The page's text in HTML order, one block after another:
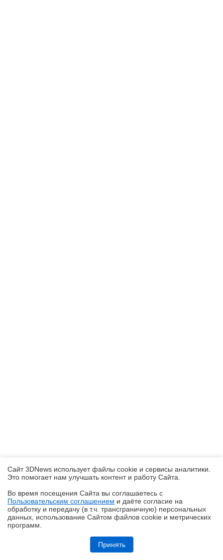
Обзор игрового Tandem WOLED-монитора ASUS ROG Strix OLED
XG27AQWMG: запланированный апгрейд
Сайт 3DNews использует файлы cookie и сервисы аналитики.
Это помогает нам улучшать контент и работу Cайта.
Во время посещения Cайта вы соглашаетесь с
Пользовательским соглашением и даёте согласие на
обработку и передачу (в т.ч. трансграничную) персональных
данных, использование Cайтом файлов cookie и метрических
программ.
Принять